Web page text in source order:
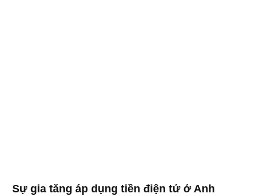
Sự gia tăng áp dụng tiền điện tử ở Anh